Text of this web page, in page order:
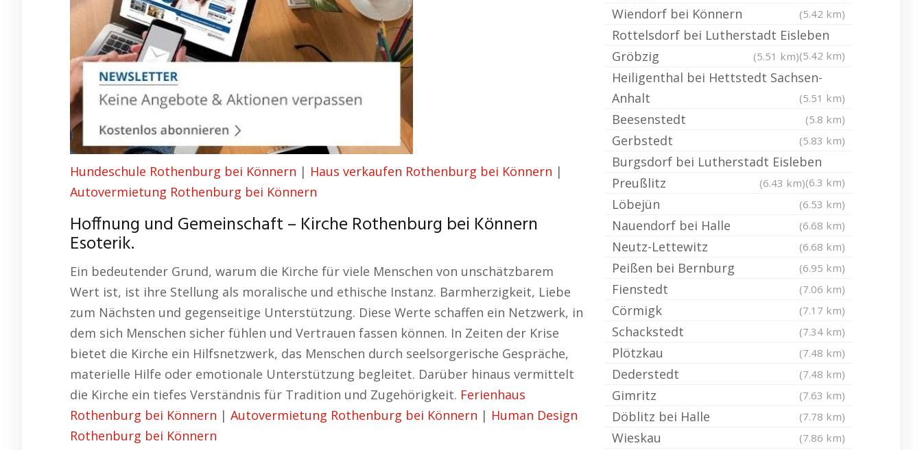
Hundeschule Rothenburg bei Könnern | Haus verkaufen Rothenburg bei Könnern |
Autovermietung Rothenburg bei Könnern
Hoffnung und Gemeinschaft – Kirche Rothenburg bei Könnern
Esoterik.
Ein bedeutender Grund, warum die Kirche für viele Menschen von unschätzbarem
Wert ist, ist ihre Stellung als moralische und ethische Instanz. Barmherzigkeit, Liebe
zum Nächsten und gegenseitige Unterstützung. Diese Werte schaffen ein Netzwerk, in
dem sich Menschen sicher fühlen und Vertrauen fassen können. In Zeiten der Krise
bietet die Kirche ein Hilfsnetzwerk, das Menschen durch seelsorgerische Gespräche,
materielle Hilfe oder emotionale Unterstützung begleitet. Darüber hinaus vermittelt
die Kirche ein tiefes Verständnis für Tradition und Zugehörigkeit. Ferienhaus
Rothenburg bei Könnern | Autovermietung Rothenburg bei Könnern | Human Design
Rothenburg bei Könnern
Wiendorf bei Könnern (5.42 km)
Rottelsdorf bei Lutherstadt Eisleben
(5.42 km)
Gröbzig (5.51 km)
Heiligenthal bei Hettstedt Sachsen-
Anhalt
(5.51 km)
Beesenstedt (5.8 km)
Gerbstedt (5.83 km)
Burgsdorf bei Lutherstadt Eisleben
(6.3 km)
Preußlitz (6.43 km)
Löbejün (6.53 km)
Nauendorf bei Halle (6.68 km)
Neutz-Lettewitz (6.68 km)
Peißen bei Bernburg (6.95 km)
Fienstedt (7.06 km)
Cörmigk (7.17 km)
Schackstedt (7.34 km)
Plötzkau (7.48 km)
Dederstedt (7.48 km)
Gimritz (7.63 km)
Döblitz bei Halle (7.78 km)
Wieskau (7.86 km)